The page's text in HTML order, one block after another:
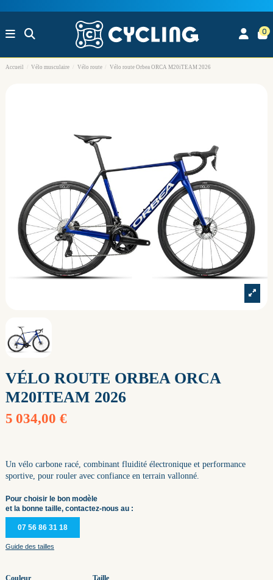
0
Accueil Vélo musculaire Vélo route Vélo route Orbea ORCA M20iTEAM 2026
VÉLO ROUTE ORBEA ORCA
M20ITEAM 2026
5 034,00 €
Un vélo carbone racé, combinant fluidité électronique et performance
sportive, pour rouler avec confiance en terrain vallonné.
Pour choisir le bon modèle
et la bonne taille, contactez-nous au :
07 56 86 31 18
Guide des tailles
Couleur
Taille